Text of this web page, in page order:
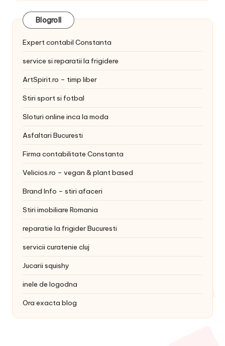
Blogroll
Expert contabil Constanta
service si reparatii la frigidere
ArtSpirit.ro – timp liber
Stiri sport si fotbal
Sloturi online inca la moda
Asfaltari Bucuresti
Firma contabilitate Constanta
Velicios.ro – vegan & plant based
Brand Info – stiri afaceri
Stiri imobiliare Romania
reparatie la frigider Bucuresti
servicii curatenie cluj
Jucarii squishy
inele de logodna
Ora exacta blog